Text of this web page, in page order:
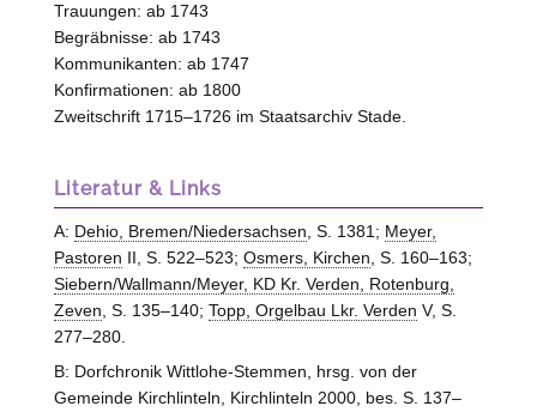
Trauungen: ab 1743
Begräbnisse: ab 1743
Kommunikanten: ab 1747
Konfirmationen: ab 1800
Zweitschrift 1715–1726 im Staatsarchiv Stade.
Literatur & Links
A: Dehio, Bremen/Niedersachsen , S. 1381; Meyer,
Pastoren II, S. 522–523; Osmers, Kirchen , S. 160–163;
Siebern/Wallmann/Meyer, KD Kr. Verden, Rotenburg,
Zeven , S. 135–140; Topp, Orgelbau Lkr. Verden V, S.
277–280.
B: Dorfchronik Wittlohe-Stemmen, hrsg. von der
Gemeinde Kirchlinteln, Kirchlinteln 2000, bes. S. 137–